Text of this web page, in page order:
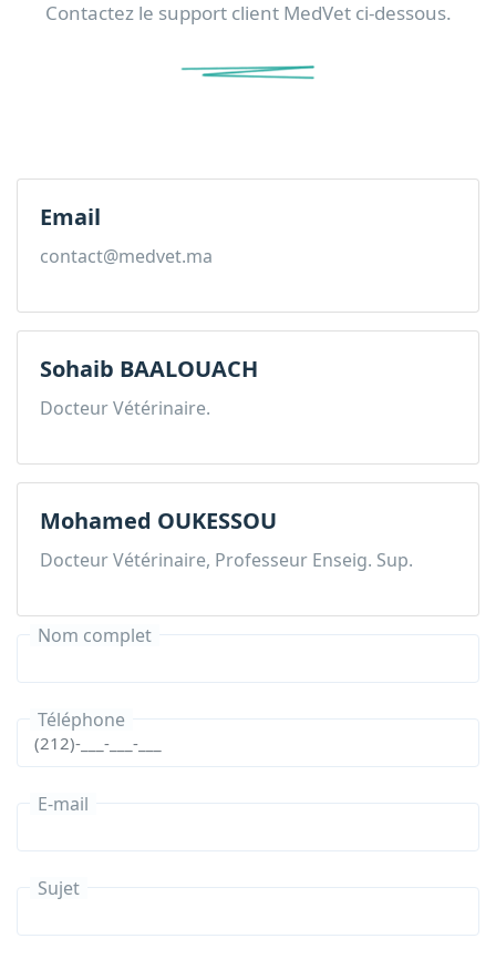
Contactez le support client MedVet ci-dessous.
Email
contact@medvet.ma
Sohaib BAALOUACH
Docteur Vétérinaire.
Mohamed OUKESSOU
Docteur Vétérinaire, Professeur Enseig. Sup.
Nom complet
Téléphone
E-mail
Sujet